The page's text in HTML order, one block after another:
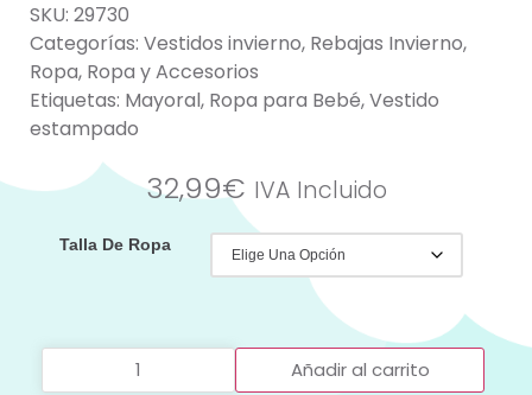
SKU: 29730
Categorías: Vestidos invierno, Rebajas Invierno,
Ropa, Ropa y Accesorios
Etiquetas: Mayoral, Ropa para Bebé,Vestido
estampado
32,99€ IVA Incluido
Talla De Ropa
Añadir al carrito